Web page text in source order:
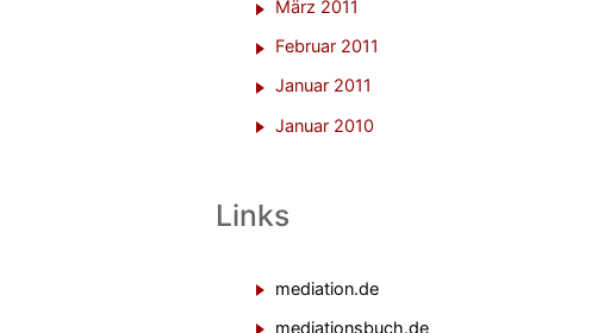
März 2011
Februar 2011
Januar 2011
Januar 2010
Links
mediation.de
mediationsbuch.de